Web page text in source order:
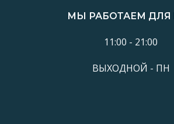
МЫ РАБОТАЕМ ДЛЯ
11:00 - 21:00
ВЫХОДНОЙ - ПН